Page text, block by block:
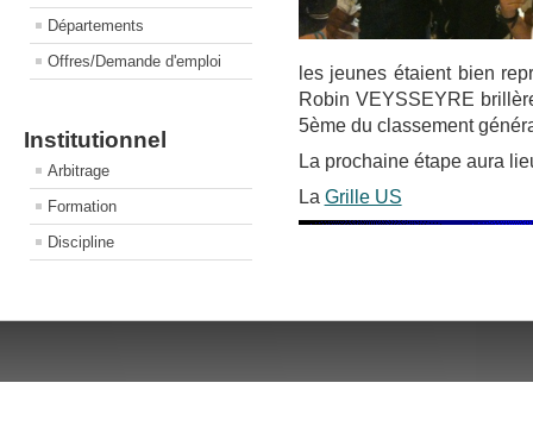
Départements
Offres/Demande d'emploi
Institutionnel
Arbitrage
Formation
Discipline
les jeunes étaient bien
Robin VEYSSEYRE
5ème du classement
La prochaine étape aura
La Grille US